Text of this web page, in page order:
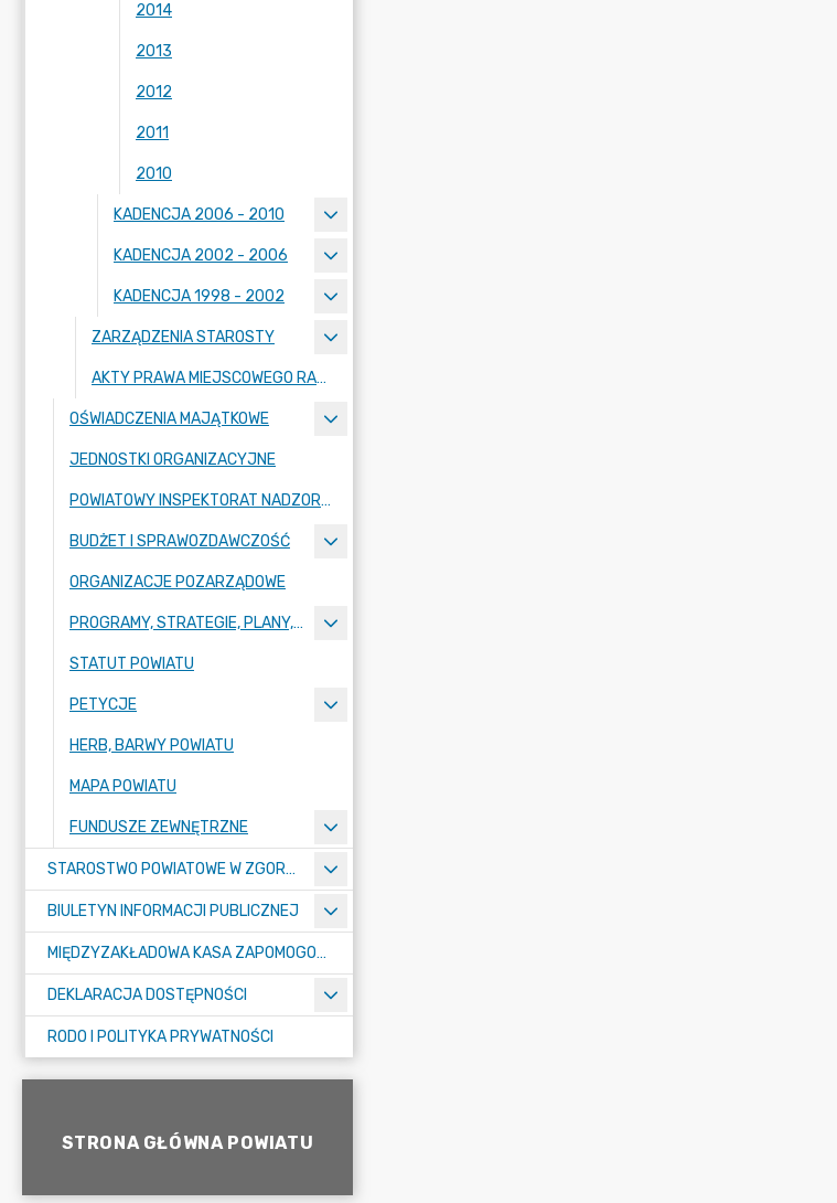
2014
2013
2012
2011
2010
KADENCJA 2006 - 2010
KADENCJA 2002 - 2006
KADENCJA 1998 - 2002
ZARZĄDZENIA STAROSTY
AKTY PRAWA MIEJSCOWEGO RADY POWIATU ZGORZELECKIEGO
OŚWIADCZENIA MAJĄTKOWE
JEDNOSTKI ORGANIZACYJNE
POWIATOWY INSPEKTORAT NADZORU BUDOWLANEGO
BUDŻET I SPRAWOZDAWCZOŚĆ
ORGANIZACJE POZARZĄDOWE
PROGRAMY, STRATEGIE, PLANY, RAPORTY
STATUT POWIATU
PETYCJE
HERB, BARWY POWIATU
MAPA POWIATU
FUNDUSZE ZEWNĘTRZNE
STAROSTWO POWIATOWE W ZGORZELCU
BIULETYN INFORMACJI PUBLICZNEJ
MIĘDZYZAKŁADOWA KASA ZAPOMOGOWO-POŻYCZKOWA
DEKLARACJA DOSTĘPNOŚCI
RODO I POLITYKA PRYWATNOŚCI
STRONA GŁÓWNA POWIATU